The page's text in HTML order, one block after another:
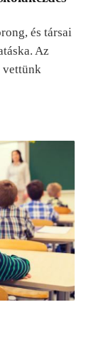
és társai
Az
vettünk